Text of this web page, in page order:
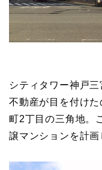
シティタワー神戸
不動産が目を付けた
町2丁目の三角地。
譲マンションを計画